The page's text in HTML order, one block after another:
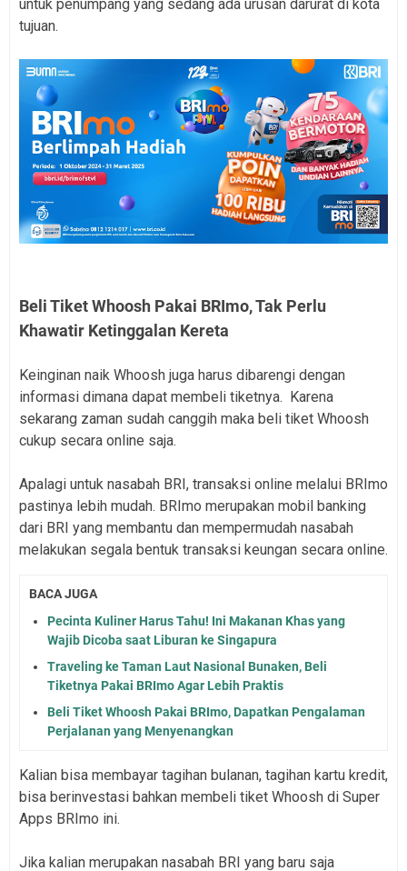
untuk penumpang yang sedang ada urusan darurat di kota
tujuan.
Beli Tiket Whoosh Pakai BRImo, Tak Perlu
Khawatir Ketinggalan Kereta
Keinginan naik Whoosh juga harus dibarengi dengan
informasi dimana dapat membeli tiketnya. Karena
sekarang zaman sudah canggih maka beli tiket Whoosh
cukup secara online saja.
Apalagi untuk nasabah BRI, transaksi online melalui BRImo
pastinya lebih mudah. BRImo merupakan mobil banking
dari BRI yang membantu dan mempermudah nasabah
melakukan segala bentuk transaksi keungan secara online.
BACA JUGA
Pecinta Kuliner Harus Tahu! Ini Makanan Khas yang
Wajib Dicoba saat Liburan ke Singapura
Traveling ke Taman Laut Nasional Bunaken, Beli
Tiketnya Pakai BRImo Agar Lebih Praktis
Beli Tiket Whoosh Pakai BRImo, Dapatkan Pengalaman
Perjalanan yang Menyenangkan
Kalian bisa membayar tagihan bulanan, tagihan kartu kredit,
bisa berinvestasi bahkan membeli tiket Whoosh di Super
Apps BRImo ini.
Jika kalian merupakan nasabah BRI yang baru saja